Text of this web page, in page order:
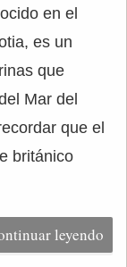
en el
es un
que
Mar del
que el
británico
leyendo